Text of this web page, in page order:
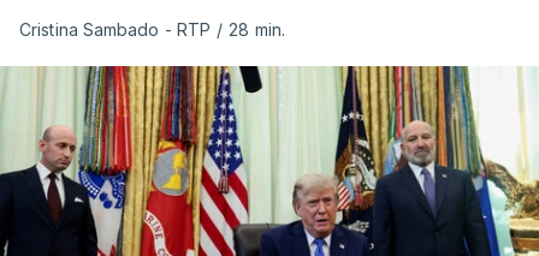
(centro-oeste).
Desde então, ataques de drones ucranianos
visaram locais próximos a São Petersburgo
(noroeste), Simferopol (na Crimeia), Krasnodar e
Volgogrado (sul) e também Samara (na margem
leste do rio Volga).
Cristina Sambado - RTP / 28 min.